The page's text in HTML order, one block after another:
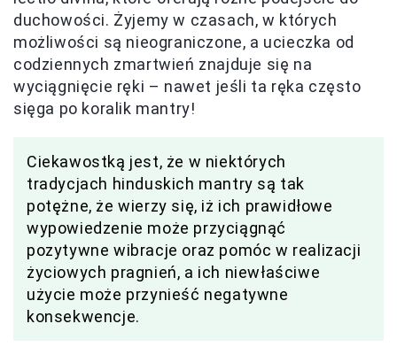
duchowości. Żyjemy w czasach, w których
możliwości są nieograniczone, a ucieczka od
codziennych zmartwień znajduje się na
wyciągnięcie ręki – nawet jeśli ta ręka często
sięga po koralik mantry!
Ciekawostką jest, że w niektórych
tradycjach hinduskich mantry są tak
potężne, że wierzy się, iż ich prawidłowe
wypowiedzenie może przyciągnąć
pozytywne wibracje oraz pomóc w realizacji
życiowych pragnień, a ich niewłaściwe
użycie może przynieść negatywne
konsekwencje.